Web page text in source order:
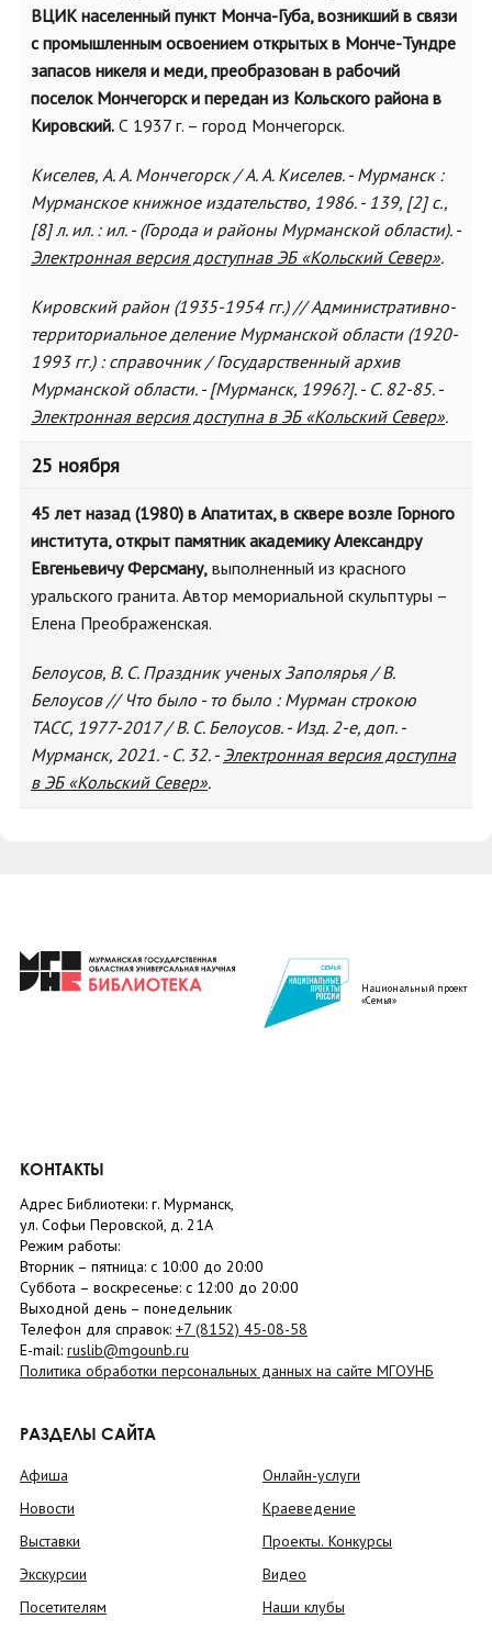
ВЦИК населенный пункт Монча-Губа, возникший в связи
с промышленным освоением открытых в Монче-Тундре
запасов никеля и меди, преобразован в рабочий
поселок Мончегорск и передан из Кольского района в
Кировский. С 1937 г. – город Мончегорск.
Киселев, А. А. Мончегорск / А. А. Киселев. - Мурманск :
Мурманское книжное издательство, 1986. - 139, [2] с.,
[8] л. ил. : ил. - (Города и районы Мурманской области). -
Электронная версия доступнав ЭБ «Кольский Север».
Кировский район (1935-1954 гг.) // Административно-
территориальное деление Мурманской области (1920-
1993 гг.) : справочник / Государственный архив
Мурманской области. - [Мурманск, 1996?]. - С. 82-85. -
Электронная версия доступна в ЭБ «Кольский Север».
25 ноября
45 лет назад (1980) в Апатитах, в сквере возле Горного
института, открыт памятник академику Александру
Евгеньевичу Ферсману, выполненный из красного
уральского гранита. Автор мемориальной скульптуры –
Елена Преображенская.
Белоусов, В. С. Праздник ученых Заполярья / В.
Белоусов // Что было - то было : Мурман строкою
ТАСС, 1977-2017 / В. С. Белоусов. - Изд. 2-е, доп. -
Мурманск, 2021. - С. 32. - Электронная версия доступна
в ЭБ «Кольский Север».
Национальный проект
«Семья»
КОНТАКТЫ
Адрес Библиотеки: г. Мурманск,
ул. Софьи Перовской, д. 21А
Режим работы:
Вторник – пятница: с 10:00 до 20:00
Суббота – воскресенье: c 12:00 до 20:00
Выходной день – понедельник
Телефон для справок: +7 (8152) 45-08-58
E-mail: ruslib@mgounb.ru
Политика обработки персональных данных на сайте МГОУНБ
РАЗДЕЛЫ САЙТА
Афиша
Новости
Выставки
Экскурсии
Посетителям
Онлайн-услуги
Краеведение
Проекты. Конкурсы
Видео
Наши клубы